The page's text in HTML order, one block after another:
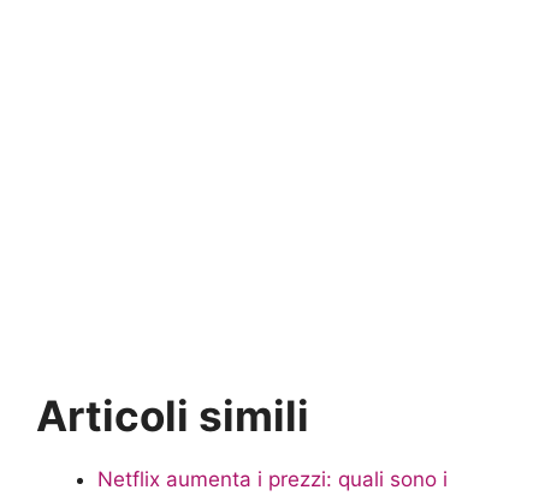
Articoli simili
Netflix aumenta i prezzi: quali sono i